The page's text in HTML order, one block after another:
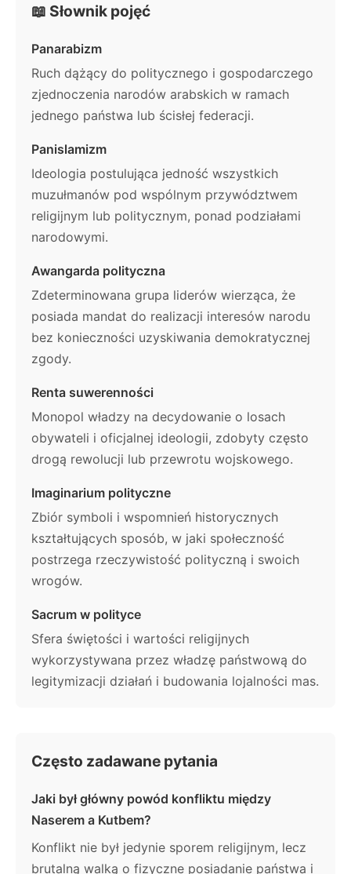
📖 Słownik pojęć
Panarabizm
Ruch dążący do politycznego i gospodarczego
zjednoczenia narodów arabskich w ramach
jednego państwa lub ścisłej federacji.
Panislamizm
Ideologia postulująca jedność wszystkich
muzułmanów pod wspólnym przywództwem
religijnym lub politycznym, ponad podziałami
narodowymi.
Awangarda polityczna
Zdeterminowana grupa liderów wierząca, że
posiada mandat do realizacji interesów narodu
bez konieczności uzyskiwania demokratycznej
zgody.
Renta suwerenności
Monopol władzy na decydowanie o losach
obywateli i oficjalnej ideologii, zdobyty często
drogą rewolucji lub przewrotu wojskowego.
Imaginarium polityczne
Zbiór symboli i wspomnień historycznych
kształtujących sposób, w jaki społeczność
postrzega rzeczywistość polityczną i swoich
wrogów.
Sacrum w polityce
Sfera świętości i wartości religijnych
wykorzystywana przez władzę państwową do
legitymizacji działań i budowania lojalności mas.
Często zadawane pytania
Jaki był główny powód konfliktu między
Naserem a Kutbem?
Konflikt nie był jedynie sporem religijnym, lecz
brutalną walką o fizyczne posiadanie państwa i